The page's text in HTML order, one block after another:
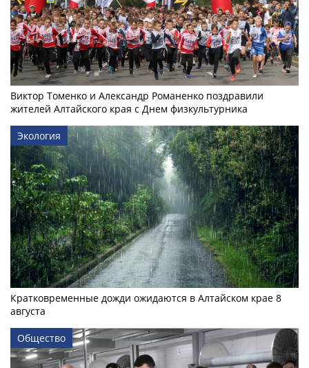
Виктор Томенко и Александр Романенко поздравили
жителей Алтайского края с Днем физкультурника
Экология
Кратковременные дожди ожидаются в Алтайском крае 8
августа
Общество